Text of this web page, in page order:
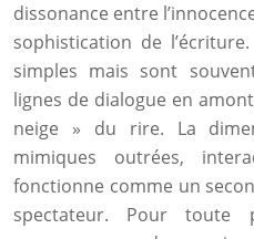
dissonance entre
sophistication de
simples mais sont
lignes de dialogue en
neige » du rire. La
mimiques outrées,
fonctionne comme un
spectateur. Pour toute